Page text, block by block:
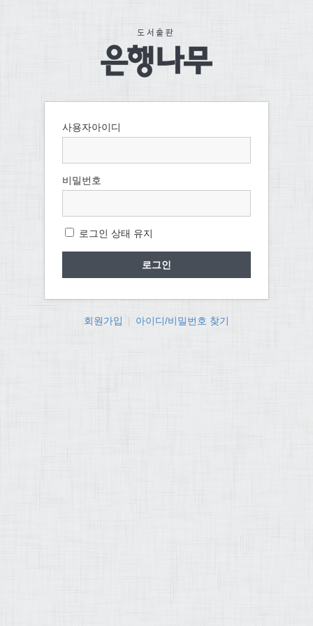
사용자아이디
비밀번호
로그인 상태 유지
회원가입 아이디/비밀번호 찾기